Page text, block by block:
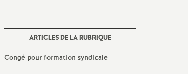
ARTICLES DE LA RUBRIQUE
Congé pour formation syndicale